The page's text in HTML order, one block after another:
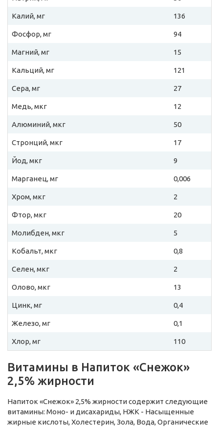
Калий, мг 136
Фосфор, мг 94
Магний, мг 15
Кальций, мг 121
Сера, мг 27
Медь, мкг 12
Алюминий, мкг 50
Стронций, мкг 17
Йод, мкг 9
Марганец, мг 0,006
Хром, мкг 2
Фтор, мкг 20
Молибден, мкг 5
Кобальт, мкг 0,8
Селен, мкг 2
Олово, мкг 13
Цинк, мг 0,4
Железо, мг 0,1
Хлор, мг 110
Витамины в Напиток «Снежок»
2,5% жирности
Напиток «Снежок» 2,5% жирности содержит следующие
витамины: Моно- и дисахариды, НЖК - Насыщенные
жирные кислоты, Холестерин, Зола, Вода, Органические